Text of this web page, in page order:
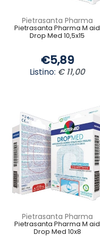
Pietrasanta Pharma
Pietrasanta Pharma M aid
Drop Med 10,5x15
€5,89
Listino: € 11,00
Pietrasanta Pharma
Pietrasanta Pharma M aid
Drop Med 10x8